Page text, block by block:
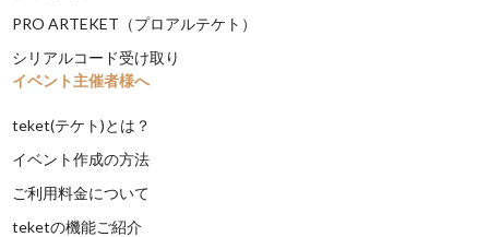
PRO ARTEKET（プロアルテケト）
シリアルコード受け取り
イベント主催者様へ
teket(テケト)とは？
イベント作成の方法
ご利用料金について
teketの機能ご紹介